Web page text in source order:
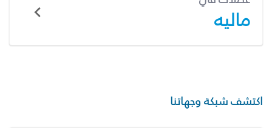
ماليه
اكتشف شبكة وجهاتنا